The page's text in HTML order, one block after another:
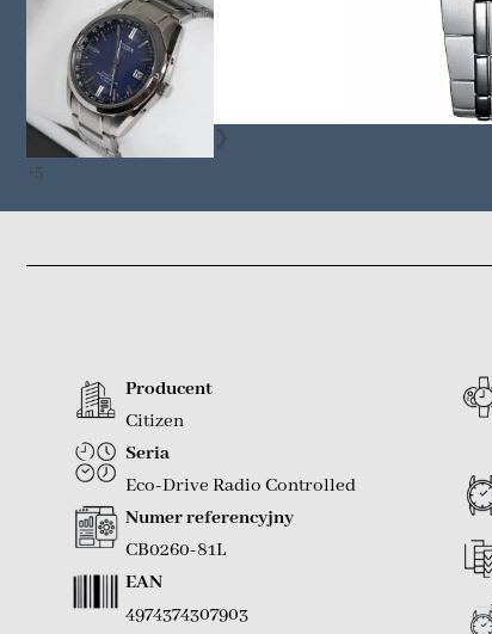
❯
+5
Producent
Citizen
Seria
Eco-Drive Radio Controlled
Numer referencyjny
CB0260-81L
EAN
4974374307903